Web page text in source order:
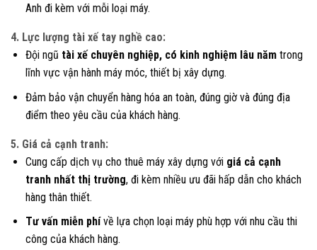
Anh đi kèm với mỗi loại máy.
4. Lực lượng tài xế tay nghề cao:
Đội ngũ tài xế chuyên nghiệp, có kinh nghiệm lâu nămtrong
lĩnh vực vận hành máy móc, thiết bị xây dựng.
Đảm bảo vận chuyển hàng hóa an toàn, đúng giờ và đúng địa
điểm theo yêu cầu của khách hàng.
5. Giá cả cạnh tranh:
Cung cấp dịch vụ cho thuê máy xây dựng với giá cả cạnh
tranh nhất thị trường, đi kèm nhiều ưu đãi hấp dẫn cho khách
hàng thân thiết.
Tư vấn miễn phívề lựa chọn loại máy phù hợp với nhu cầu thi
công của khách hàng.